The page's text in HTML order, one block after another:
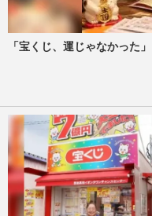
「宝くじ、運じゃなかった